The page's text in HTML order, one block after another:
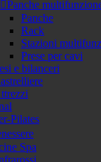
Panche
Panche
Rack
Stazioni
Prese per cavi
e bilanceri
Pilates
Spa